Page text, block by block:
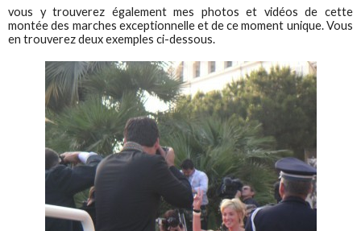
vous y trouverez également mes photos et vidéos de cette
montée des marches exceptionnelle et de ce moment unique. Vous
en trouverez deux exemples ci-dessous.